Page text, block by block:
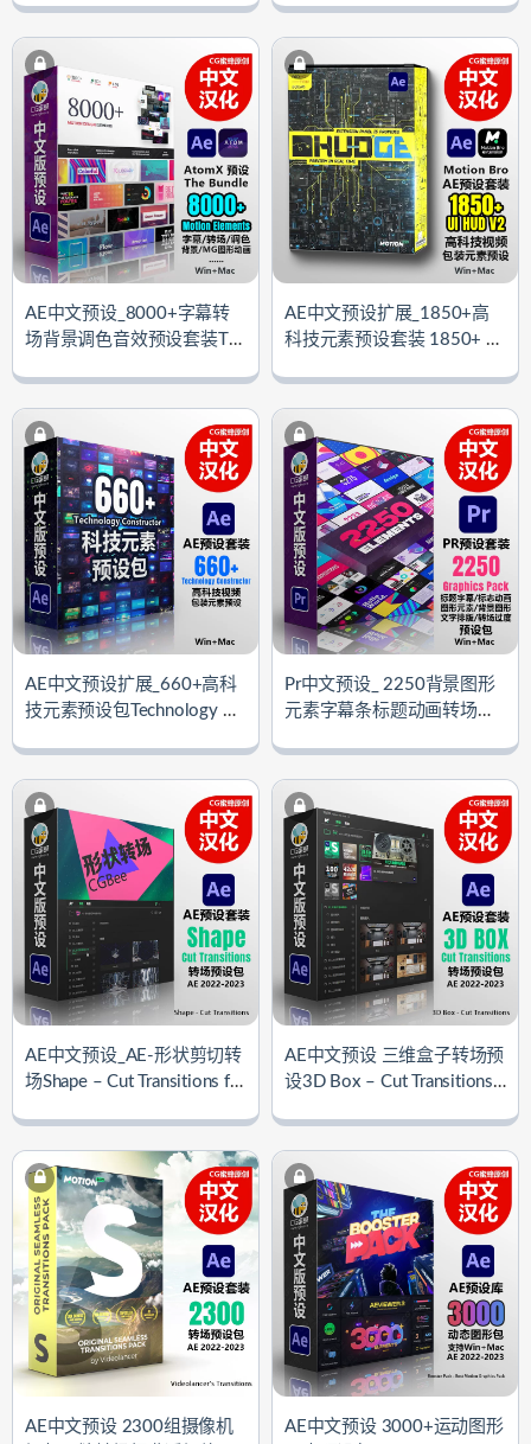
AE中文预设_8000+字幕转
场背景调色音效预设套装Th
AE中文预设扩展_1850+高
科技元素预设套装 1850+ UI
AE中文预设扩展_660+高科
技元素预设包Technology Co
Pr中文预设_ 2250背景图形
元素字幕条标题动画转场预
AE中文预设_AE-形状剪切转
场Shape – Cut Transitions for
AE中文预设 三维盒子转场预
设3D Box – Cut Transitions f
AE中文预设 2300组摄像机 AE中文预设 3000+运动图形